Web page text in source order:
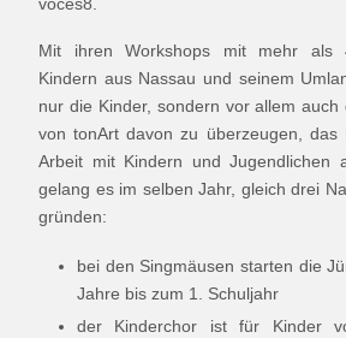
Mit ihren Workshops mit mehr als
Kindern aus Nassau und seinem
nur die Kinder, sondern vor allem auch
von tonArt davon zu überzeugen, das
Arbeit mit Kindern und Jugendlichen
gelang es im selben Jahr, gleich drei
gründen:
bei den Singmäusen starten die
Jahre bis zum 1. Schuljahr
der Kinderchor ist für Kinder